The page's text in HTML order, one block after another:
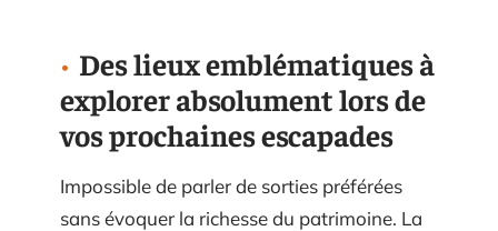
Des lieux emblématiques à
explorer absolument lors de
vos prochaines escapades
Impossible de parler de sorties préférées
sans évoquer la richesse du patrimoine. La